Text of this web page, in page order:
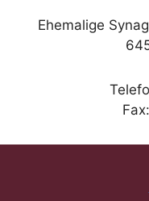
Ehemalige